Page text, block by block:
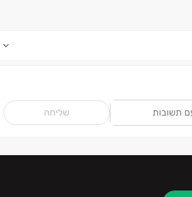
פיננסית, הנשענת על הון עצמי יציב
אאורה ומגידו בחזית ענף הבנייה בישראל,
שליחה